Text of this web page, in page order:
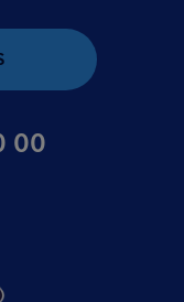
00